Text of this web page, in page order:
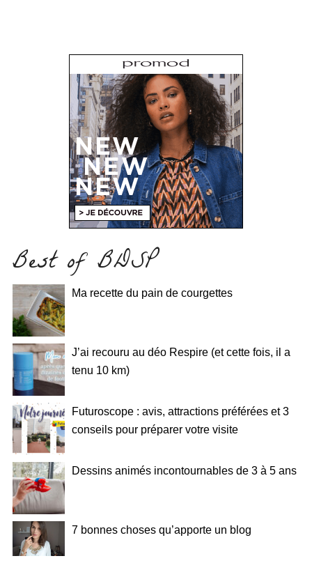
Best of BDSP
Ma recette du pain de courgettes
J’ai recouru au déo Respire (et cette fois, il a
tenu 10 km)
Futuroscope : avis, attractions préférées et 3
conseils pour préparer votre visite
Dessins animés incontournables de 3 à 5 ans
7 bonnes choses qu’apporte un blog